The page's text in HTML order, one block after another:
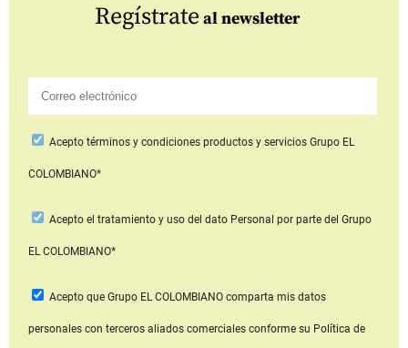
Regístrate al newsletter
Aceptotérminos y condiciones productos y serviciosGrupo EL
COLOMBIANO*
Acepto el tratamiento y uso del dato Personal por parte del Grupo
EL COLOMBIANO*
Acepto que Grupo EL COLOMBIANOcomparta mis datos
personales con terceros aliados comerciales conforme su Política de